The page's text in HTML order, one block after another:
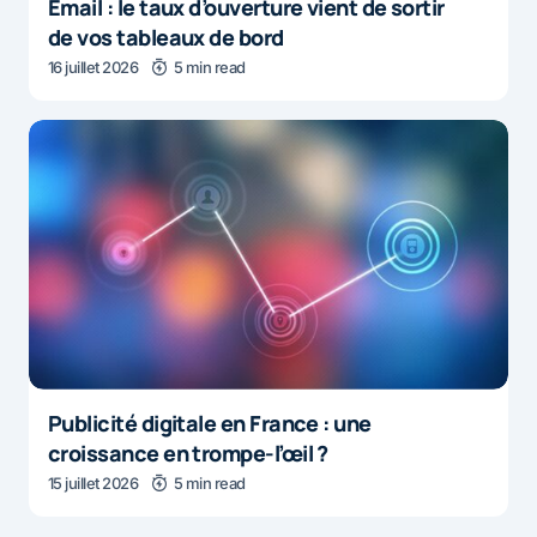
Email : le taux d’ouverture vient de sortir
de vos tableaux de bord
16 juillet 2026 5 min read
Publicité digitale en France : une
croissance en trompe-l’œil ?
15 juillet 2026 5 min read